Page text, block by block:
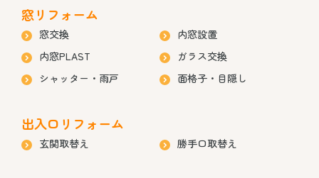
窓リフォーム
窓交換
内窓設置
内窓PLAST
ガラス交換
シャッター・雨戸
面格子・目隠し
出入口リフォーム
玄関取替え 勝手口取替え